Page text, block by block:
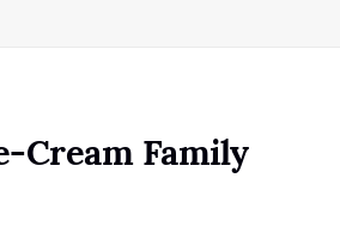
Cream Family